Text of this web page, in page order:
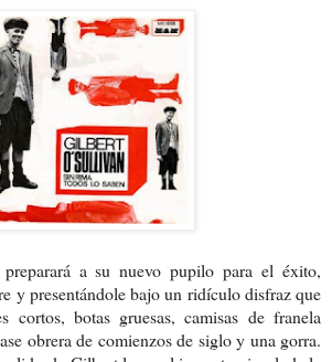
a su nuevo pupilo para el éxito,
y presentándole bajo un ridículo disfraz que
cortos, botas gruesas, camisas de franela
obrera de comienzos de siglo y una gorra.